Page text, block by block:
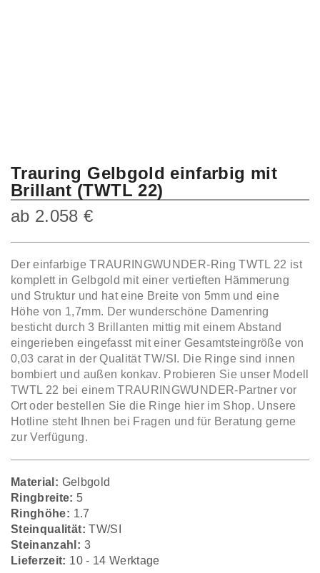
Trauring Gelbgold einfarbig mit
Brillant (TWTL 22)
ab 2.058€
Der einfarbige TRAURINGWUNDER-Ring TWTL 22 ist
komplett in Gelbgold mit einer vertieften Hämmerung
und Struktur und hat eine Breite von 5mm und eine
Höhe von 1,7mm. Der wunderschöne Damenring
besticht durch 3 Brillanten mittig mit einem Abstand
eingerieben eingefasst mit einer Gesamtsteingröße von
0,03 carat in der Qualität TW/SI. Die Ringe sind innen
bombiert und außen konkav. Probieren Sie unser Modell
TWTL 22 bei einem TRAURINGWUNDER-Partner vor
Ort oder bestellen Sie die Ringe hier im Shop. Unsere
Hotline steht Ihnen bei Fragen und für Beratung gerne
zur Verfügung.
Material: Gelbgold
Ringbreite: 5
Ringhöhe: 1.7
Steinqualität: TW/SI
Steinanzahl: 3
Lieferzeit: 10 - 14 Werktage